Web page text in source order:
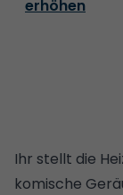
erhöhen
Ihr stellt die
komische